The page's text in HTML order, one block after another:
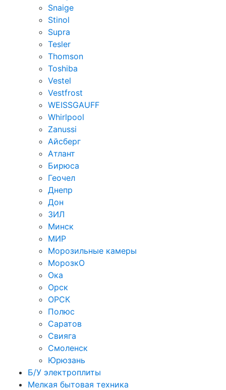
Snaige
Stinol
Supra
Tesler
Thomson
Toshiba
Vestel
Vestfrost
WEISSGAUFF
Whirlpool
Zanussi
Айсберг
Атлант
Бирюса
Геочел
Днепр
Дон
ЗИЛ
Минск
МИР
Морозильные камеры
МорозкО
Ока
Орск
ОРСК
Полюс
Саратов
Свияга
Смоленск
Юрюзань
Б/У электроплиты
Мелкая бытовая техника